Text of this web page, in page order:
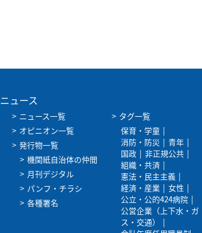
ニュース
ニュース一覧
オピニオン一覧
発行物一覧
機関紙自治体の仲間
月刊デジタル
パンフ・チラシ
各種署名
タグ一覧
保育・学童
消防・防災
青年
国政
非正規公共
組織・共済
憲法・民主主義
経済・産業
女性
公立・公的424病院
公営企業（上下水・ガ
ス・交通）